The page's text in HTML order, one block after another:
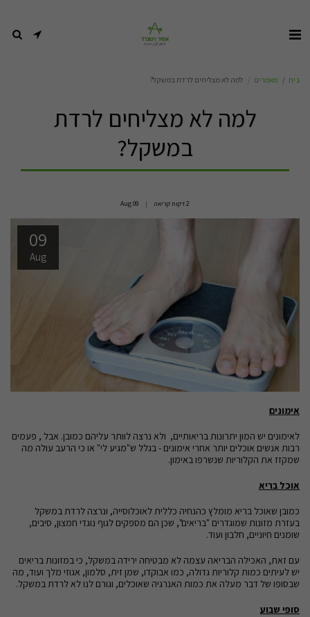
בית מאמרים למה לא מצליחים לרדת במשקל?
למה לא מצליחים לרדת
במשקל?
2 דקות קריאה 09
Aug
09
Aug
אימונים
לאימונים יש המון יתרונות בריאותיים, ולא נרצה לוותר עליהם כמובן. אבל , פעמים
רבות אנשים אוכלים יותר אחרי אימונים - בגלל ש"מגיע לי" או כי הרעב עולה מה
שמקזז את הקלוריות שנשרפו באימון.
אוכל בריא
כמובן שאוכל בריא מומלץ כהנחיה כללית לאוכלוסייה, ונרצה לרדת במשקל
בעזרת מזונות שמוגדרים "בריאים", שכן הם מספקים לגוף נוגדי חמצון, סיבים,
שומנים חיוניים, חלבון ועוד.
עם זאת, האכילה הבריאה עצמה לא מבטיחה ירידה במשקל, כי במזונות בריאים
יש לעיתים כמות קלוריות גדולה, כמו אבוקדו, שמן זית, סלמון, אגוזי מלך ועוד, מה
שבסופו של דבר מעלה את כמות האנרגיה שאוכלים, וגורם לנו לא לרדת במשקל.
סופי שבוע